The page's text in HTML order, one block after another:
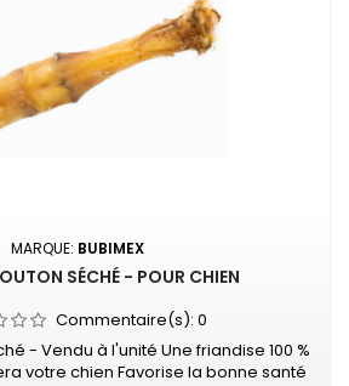
MARQUE: BUBIMEX
SÉCHÉ - POUR CHIEN
Commentaire(s): 0
- Vendu à l'unité Une friandise 100 %
votre chien Favorise la bonne santé